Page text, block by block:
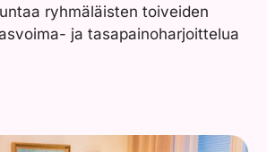
ryhmäläisten toiveiden
ja tasapainoharjoittelua